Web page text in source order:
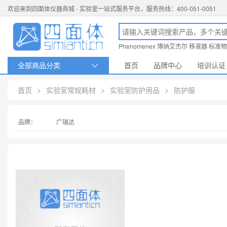
欢迎来到四面体仪器商城 - 实验室一站式服务平台，服务热线：400-051-0051
Phenomenex博纳艾杰尔移液器标准
全部商品分类  首页 品牌中心 培训认证
首页 > 实验室常规耗材 > 实验室防护用品 > 防护服
品牌： 广瑞达